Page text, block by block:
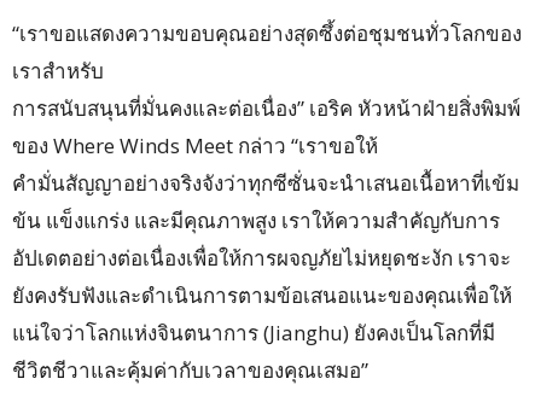
“เราขอแสดงความขอบคุณอย่างสุดซึ้งต่อชุมชนทั่วโลกของ
เราสำหรับ
การสนับสนุนที่มั่นคงและต่อเนื่อง” เอริค หัวหน้าฝ่ายสิ่งพิมพ์
ของ Where Winds Meet กล่าว “เราขอให้
คำมั่นสัญญาอย่างจริงจังว่าทุกซีซั่นจะนำเสนอเนื้อหาที่เข้ม
ข้น แข็งแกร่ง และมีคุณภาพสูง เราให้ความสำคัญกับการ
อัปเดตอย่างต่อเนื่องเพื่อให้การผจญภัยไม่หยุดชะงัก เราจะ
ยังคงรับฟังและดำเนินการตามข้อเสนอแนะของคุณเพื่อให้
แน่ใจว่าโลกแห่งจินตนาการ (Jianghu) ยังคงเป็นโลกที่มี
ชีวิตชีวาและคุ้มค่ากับเวลาของคุณเสมอ”